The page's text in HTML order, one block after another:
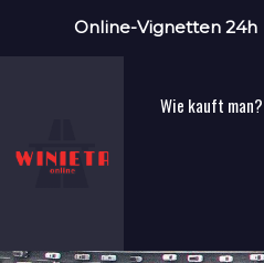
Online-Vignetten 24h
Wie kauft man?